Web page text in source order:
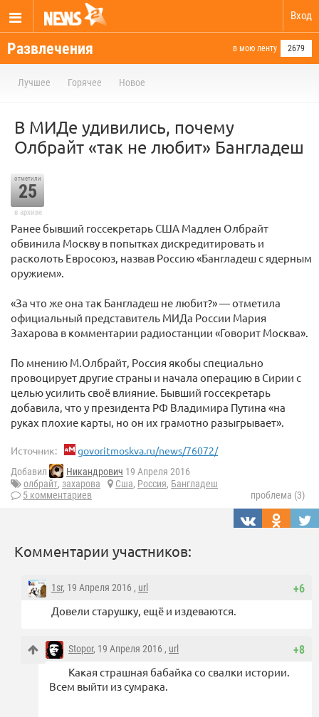
Вход
Развлечения в мою ленту 2679
Лучшее Горячее Новое
В МИДе удивились, почему
Олбрайт «так не любит» Бангладеш
отметили
25
в архиве
Ранее бывший госсекретарь США Мадлен Олбрайт
обвинила Москву в попытках дискредитировать и
расколоть Евросоюз, назвав Россию «Бангладеш с ядерным
оружием».
«За что же она так Бангладеш не любит?» — отметила
официальный представитель МИДа России Мария
Захарова в комментарии радиостанции «Говорит Москва».
По мнению М.Олбрайт, Россия якобы специально
провоцирует другие страны и начала операцию в Сирии с
целью усилить своё влияние. Бывший госсекретарь
добавила, что у президента РФ Владимира Путина «на
руках плохие карты, но он их грамотно разыгрывает».
Источник: govoritmoskva.ru/news/76072/
Добавил Никандрович 19 Апреля 2016
олбрайт, захарова Сша, Россия, Бангладеш
5 комментариев
проблема (3)
Комментарии участников:
+6
1sr, 19 Апреля 2016 , url
Довели старушку, ещё и издеваются.
+8
Stopor, 19 Апреля 2016 , url
Какая страшная бабайка со свалки истории.
Всем выйти из сумрака.